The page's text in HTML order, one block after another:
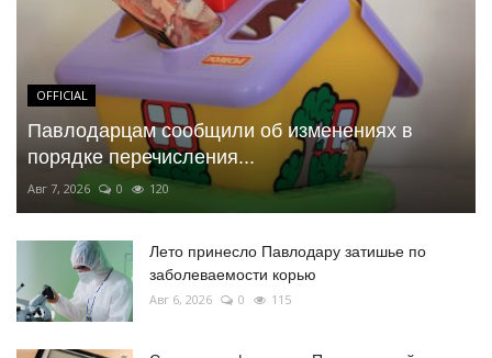
OFFICIAL
Павлодарцам сообщили об изменениях в
порядке перечисления...
Авг 7, 2026 0 120
Лето принесло Павлодару затишье по
заболеваемости корью
Авг 6, 2026 0 115